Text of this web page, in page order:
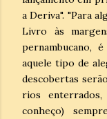
a Deriva". "Para
Livro às
pernambucano,
aquele tipo de
descobertas
rios
conheço)